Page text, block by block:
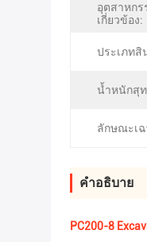
อุตสาหกร
เกี่ยวข้อง:
ประเภทสิ
น้ำหนักสุ
ลักษณะเ
คําอธิบาย
PC200-8